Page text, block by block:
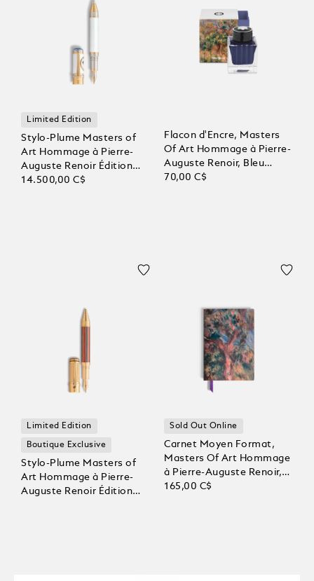
Limited Edition
Stylo-Plume Masters of
Art Hommage à Pierre-
Auguste Renoir Édition
Limitée 888
14.500,00 C$
Flacon d'Encre, Masters
Of Art Hommage à Pierre-
Auguste Renoir, Bleu
Outremer, 50 ml
70,00 C$
Limited Edition
Boutique Exclusive
Stylo-Plume Masters of
Art Hommage à Pierre-
Auguste Renoir Édition
Sold Out Online
Carnet Moyen Format,
Masters Of Art Hommage
à Pierre-Auguste Renoir,
Pages Lignées
165,00 C$